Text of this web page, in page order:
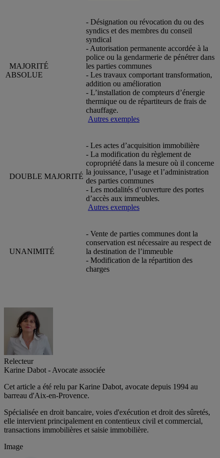
MAJORITÉ
ABSOLUE
- Désignation ou révocation du ou des
syndics et des membres du conseil
syndical
- Autorisation permanente accordée à la
police ou la gendarmerie de pénétrer dans
les parties communes
- Les travaux comportant transformation,
addition ou amélioration
- L’installation de compteurs d’énergie
thermique ou de répartiteurs de frais de
chauffage.
Autres exemples
DOUBLE MAJORITÉ
- Les actes d’acquisition immobilière
- La modification du règlement de
copropriété dans la mesure où il concerne
la jouissance, l’usage et l’administration
des parties communes
- Les modalités d’ouverture des portes
d’accès aux immeubles.
Autres exemples
UNANIMITÉ
- Vente de parties communes dont la
conservation est nécessaire au respect de
la destination de l’immeuble
- Modification de la répartition des
charges
Relecteur
Karine Dabot - Avocate associée
Cet article a été relu par Karine Dabot, avocate depuis 1994 au
barreau d'Aix-en-Provence.
Spécialisée en droit bancaire, voies d'exécution et droit des sûretés,
elle intervient principalement en contentieux civil et commercial,
transactions immobilières et saisie immobilière.
Image